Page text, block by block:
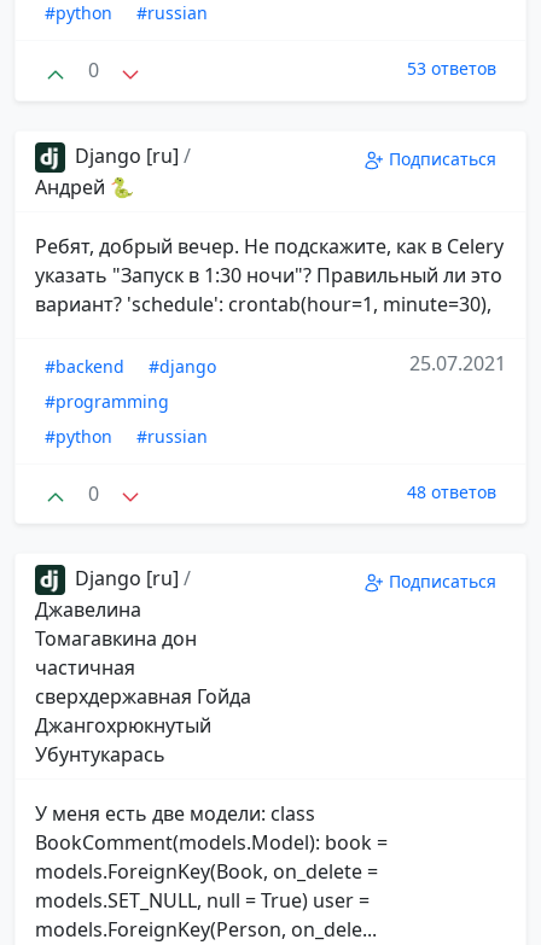
#python
#russian
0 53 ответов
Django [ru] /
Андрей 🐍
Подписаться
Ребят, добрый вечер. Не подскажите, как в Celery
указать "Запуск в 1:30 ночи"? Правильный ли это
вариант? 'schedule': crontab(hour=1, minute=30),
#backend
#django
#programming
#python
#russian
25.07.2021
0 48 ответов
Django [ru] /
Джавелина
Томагавкина дон
частичная
сверхдержавная Гойда
Джангохрюкнутый
Убунтукарась
Подписаться
У меня есть две модели: class
BookComment(models.Model): book =
models.ForeignKey(Book, on_delete =
models.SET_NULL, null = True) user =
models.ForeignKey(Person, on_dele...